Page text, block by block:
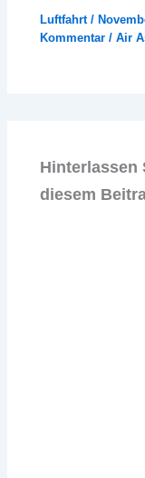
Luftfahrt/
Kommentar /Air
Hinterlassen
diesem